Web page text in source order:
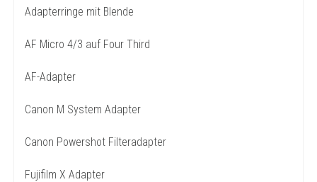
Adapterringe mit Blende
AF Micro 4/3 auf Four Third
AF-Adapter
Canon M System Adapter
Canon Powershot Filteradapter
Fujifilm X Adapter